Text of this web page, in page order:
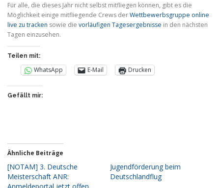
Für alle, die dieses Jahr nicht selbst mitfliegen können, gibt es die
Möglichkeit einige mitfliegende Crews derWettbewerbsgruppe online
live zu tracken sowie die vorläufigen Tagesergebnisse in den nächsten
Tagen einzusehen.
Teilen mit:
WhatsApp E-Mail Drucken
Gefällt mir:
Ähnliche Beiträge
[NOTAM] 3. Deutsche
Meisterschaft ANR:
Jugendförderung beim
Deutschlandflug